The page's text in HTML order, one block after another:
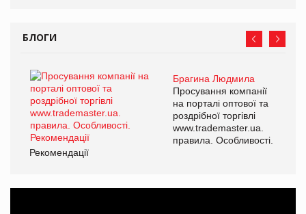
БЛОГИ
Брагина Людмила
Просування компанії
на порталі оптової та
роздрібної торгівлі
www.trademaster.ua.
правила. Особливості.
Рекомендації